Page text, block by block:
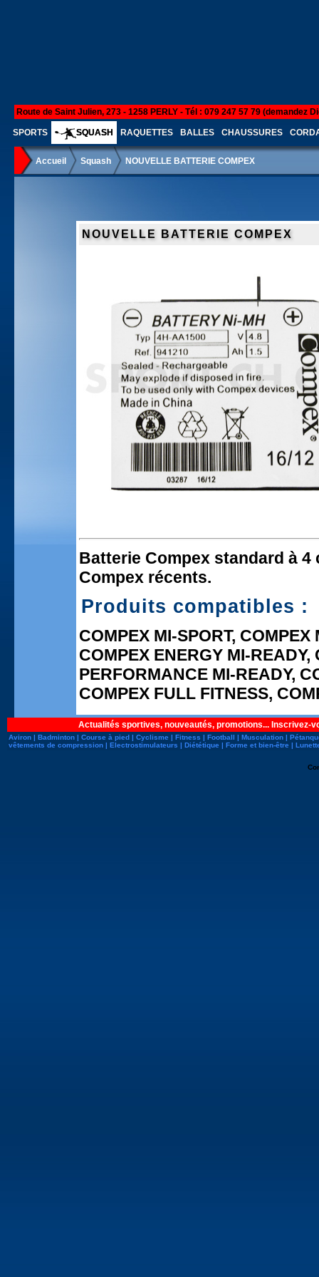
Route de Saint Julien, 273 - 1258 PERLY - Tél : 079 247 57 79 (demandez
SPORTS SQUASH RAQUETTES BALLES CHAUSSURES
Accueil Squash NOUVELLE BATTERIE COMPEX
NOUVELLE BATTERIE COMPEX
Batterie Compex standard à
Compex récents.
Produits compatibles :
COMPEX MI-SPORT,
COMPEX ENERGY MI-READY,
PERFORMANCE MI-READY,
COMPEX FULL FITNESS,
Actualités sportives, nouveautés, promotions... Inscrivez-
Aviron | Badminton | Course à pied | Cyclisme | Fitness | Football | Musculation |
vêtements de compression | Electrostimulateurs | Diététique | Forme et bien-être |